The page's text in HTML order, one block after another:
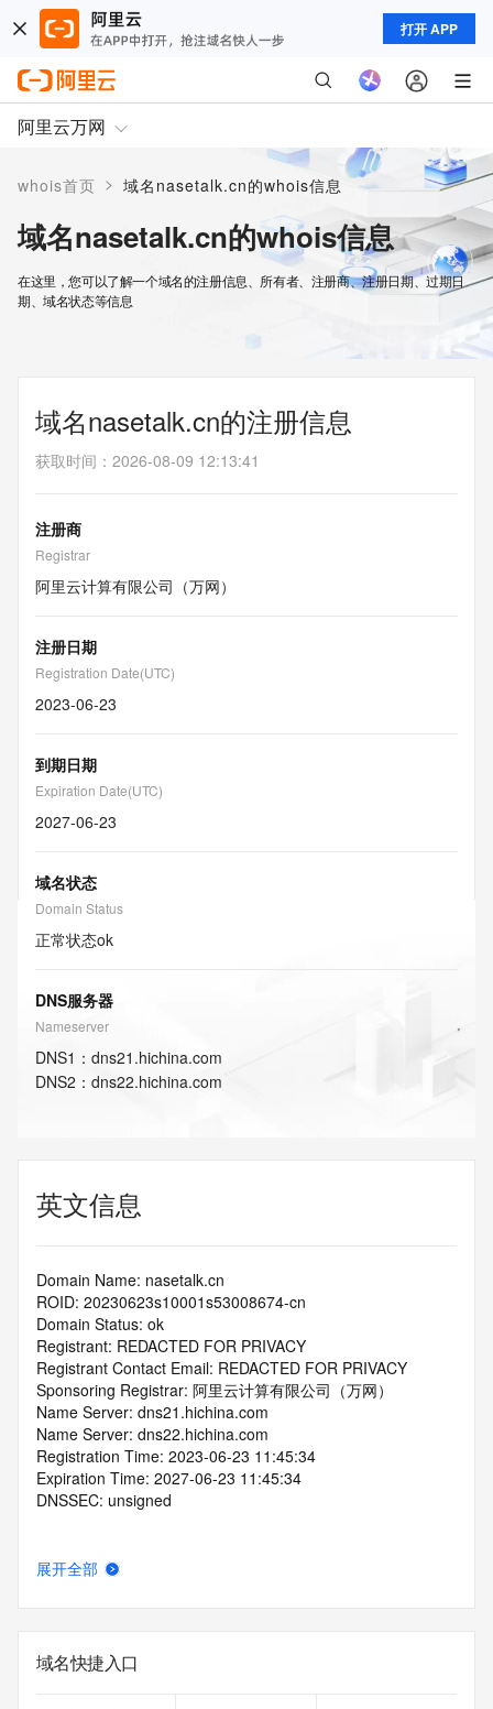
打开 APP
阿里云万网
whois首页 > 域名nasetalk.cn的whois信息
域名nasetalk.cn的whois信息
在这里，您可以了解一个域名的注册信息、所有者、注册商、注册日期、过期日
期、域名状态等信息
域名nasetalk.cn的注册信息
获取时间 ： 2026-08-09 12:13:41
注册商
Registrar
阿里云计算有限公司（万网）
注册日期
Registration Date(UTC)
2023-06-23
到期日期
Expiration Date(UTC)
2027-06-23
域名状态
Domain Status
正常状态ok
DNS服务器
Nameserver
DNS1 ： dns21.hichina.com
DNS2 ： dns22.hichina.com
英文信息
Domain Name: nasetalk.cn
ROID: 20230623s10001s53008674-cn
Domain Status: ok
Registrant: REDACTED FOR PRIVACY
Registrant Contact Email: REDACTED FOR PRIVACY
Sponsoring Registrar: 阿里云计算有限公司（万网）
Name Server: dns21.hichina.com
Name Server: dns22.hichina.com
Registration Time: 2023-06-23 11:45:34
Expiration Time: 2027-06-23 11:45:34
DNSSEC: unsigned
展开全部
域名快捷入口